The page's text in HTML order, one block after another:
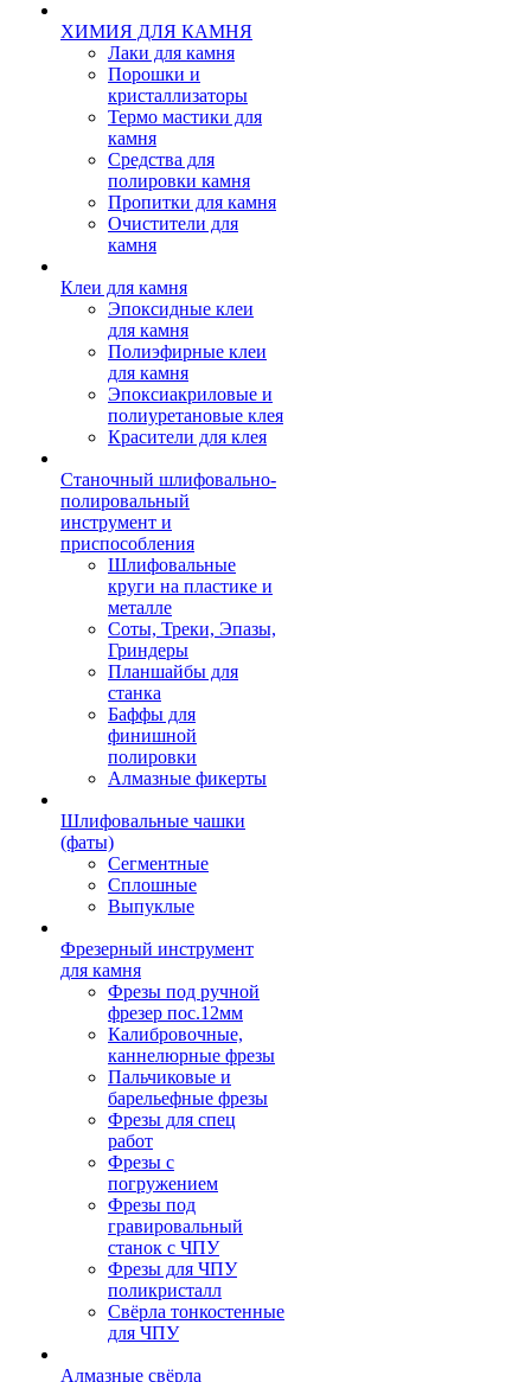
ХИМИЯ ДЛЯ КАМНЯ
Лаки для камня
Порошки и
кристаллизаторы
Термо мастики для
камня
Средства для
полировки камня
Пропитки для камня
Очистители для
камня
Клеи для камня
Эпоксидные клеи
для камня
Полиэфирные клеи
для камня
Эпоксиакриловые и
полиуретановые клея
Красители для клея
Станочный шлифовально-
полировальный
инструмент и
приспособления
Шлифовальные
круги на пластике и
металле
Соты, Треки, Эпазы,
Гриндеры
Планшайбы для
станка
Баффы для
финишной
полировки
Алмазные фикерты
Шлифовальные чашки
(фаты)
Сегментные
Сплошные
Выпуклые
Фрезерный инструмент
для камня
Фрезы под ручной
фрезер пос.12мм
Калибровочные,
каннелюрные фрезы
Пальчиковые и
барельефные фрезы
Фрезы для спец
работ
Фрезы с
погружением
Фрезы под
гравировальный
станок с ЧПУ
Фрезы для ЧПУ
поликристалл
Свёрла тонкостенные
для ЧПУ
Алмазные свёрла